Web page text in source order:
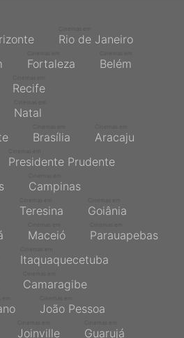
Rio de Janeiro
Fortaleza Belém
Recife
Natal
Brasília Aracaju
Presidente Prudente
Campinas
Teresina Goiânia
Maceió Parauapebas
Itaquaquecetuba
Camaragibe
João Pessoa
Joinville Guarujá